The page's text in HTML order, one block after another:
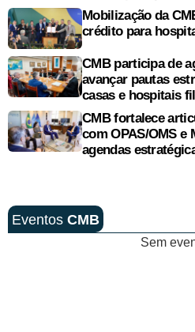
Mobilização da
crédito para
CMB participa de
avançar pautas
casas e hospitais
CMB fortalece
com OPAS/OMS e
agendas
Eventos CMB
Sem